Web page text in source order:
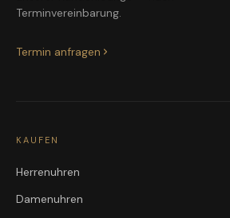
Terminvereinbarung.
Termin anfragen
KAUFEN
Herrenuhren
Damenuhren